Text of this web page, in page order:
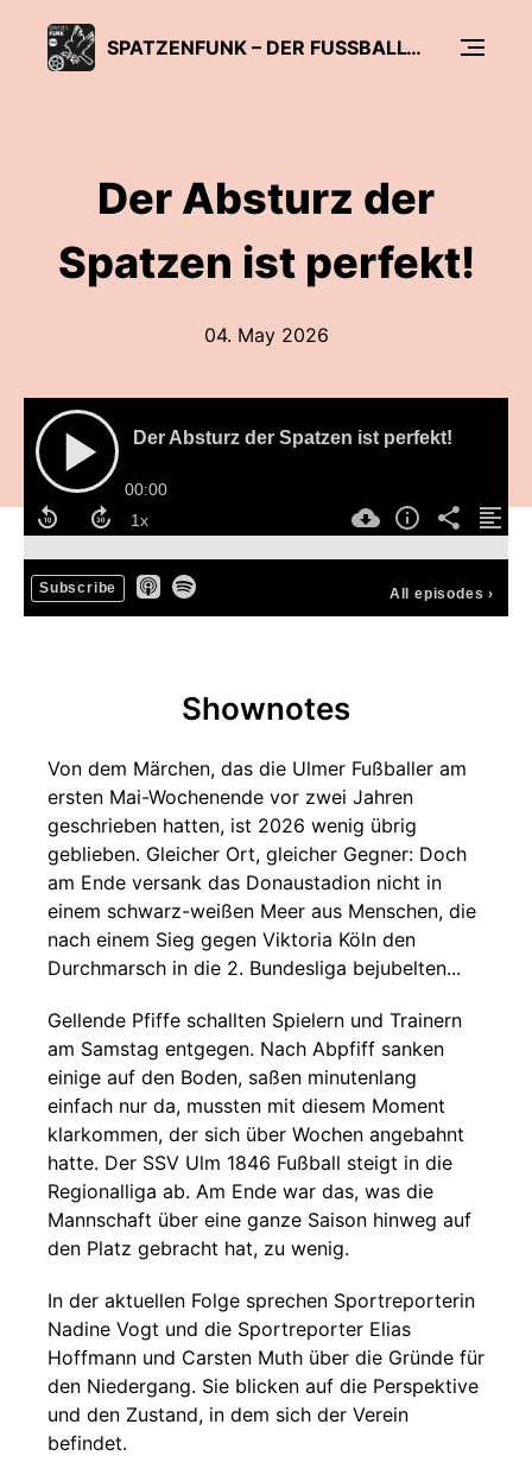
SPATZENFUNK – DER FUSSBALL-PODCAST DER SÜDWEST PRESSE
Der Absturz der
Spatzen ist perfekt!
04. May 2026
Der Absturz der Spatzen ist perfekt!
00:00
Subscribe All episodes ›
Shownotes
Von dem Märchen, das die Ulmer Fußballer am
ersten Mai-Wochenende vor zwei Jahren
geschrieben hatten, ist 2026 wenig übrig
geblieben. Gleicher Ort, gleicher Gegner: Doch
am Ende versank das Donaustadion nicht in
einem schwarz-weißen Meer aus Menschen, die
nach einem Sieg gegen Viktoria Köln den
Durchmarsch in die 2. Bundesliga bejubelten...
Gellende Pfiffe schallten Spielern und Trainern
am Samstag entgegen. Nach Abpfiff sanken
einige auf den Boden, saßen minutenlang
einfach nur da, mussten mit diesem Moment
klarkommen, der sich über Wochen angebahnt
hatte. Der SSV Ulm 1846 Fußball steigt in die
Regionalliga ab. Am Ende war das, was die
Mannschaft über eine ganze Saison hinweg auf
den Platz gebracht hat, zu wenig.
In der aktuellen Folge sprechen Sportreporterin
Nadine Vogt und die Sportreporter Elias
Hoffmann und Carsten Muth über die Gründe für
den Niedergang. Sie blicken auf die Perspektive
und den Zustand, in dem sich der Verein
befindet.